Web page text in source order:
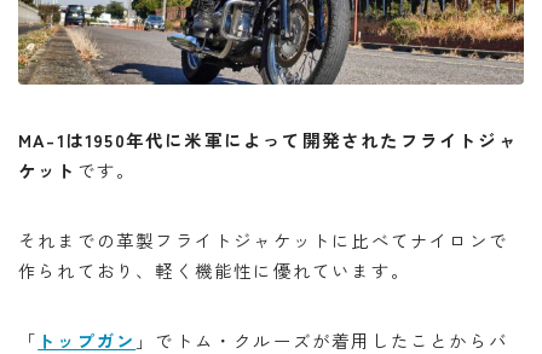
MA-1は1950年代に米軍によって開発されたフライトジャ
ケット です。
それまでの革製フライトジャケットに比べてナイロンで
作られており、軽く機能性に優れています。
「 トップガン 」でトム・クルーズが着用したことからバ